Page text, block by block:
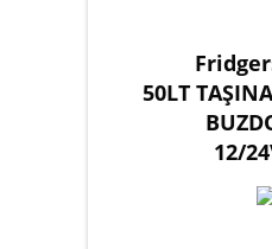
50LT
12/